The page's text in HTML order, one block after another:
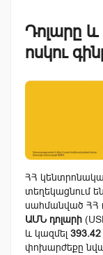
Դոլարը և
ոսկու
ՀՀ
տեղեկացնում
սահմանված ՀՀ
ԱՄՆ դոլարի
և կազմել 393.42
փոխարժեքը